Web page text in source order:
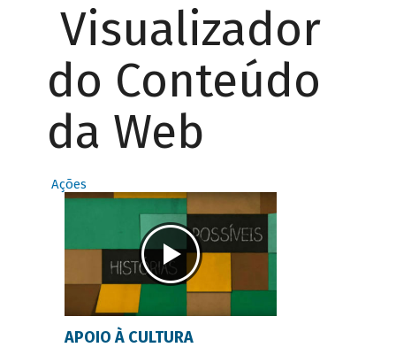
Visualizador
do Conteúdo
da Web
Ações
APOIO À CULTURA